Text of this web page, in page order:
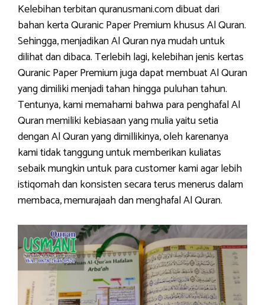
Kelebihan terbitan quranusmani.com dibuat dari
bahan kerta Quranic Paper Premium khusus Al Quran.
Sehingga, menjadikan Al Quran nya mudah untuk
dilihat dan dibaca. Terlebih lagi, kelebihan jenis kertas
Quranic Paper Premium juga dapat membuat Al Quran
yang dimiliki menjadi tahan hingga puluhan tahun.
Tentunya, kami memahami bahwa para penghafal Al
Quran memiliki kebiasaan yang mulia yaitu setia
dengan Al Quran yang dimillikinya, oleh karenanya
kami tidak tanggung untuk memberikan kuliatas
sebaik mungkin untuk para customer kami agar lebih
istiqomah dan konsisten secara terus menerus dalam
membaca, memurajaah dan menghafal Al Quran.